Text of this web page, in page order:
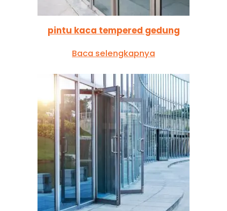
pintu kaca tempered gedung
Baca selengkapnya